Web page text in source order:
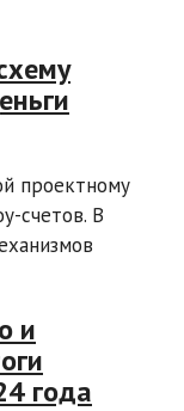
проектному
счетов. В
и
года